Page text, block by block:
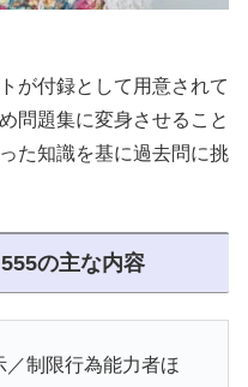
が付録として用意されて
問題集に変身させること
た知識を基に過去問に挑
の主な内容
制限行為能力者ほ